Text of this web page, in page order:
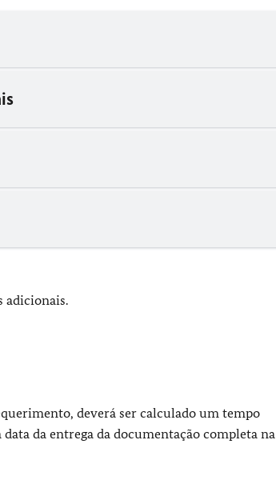
adicionais.
deverá ser calculado um tempo
da entrega da documentação completa na